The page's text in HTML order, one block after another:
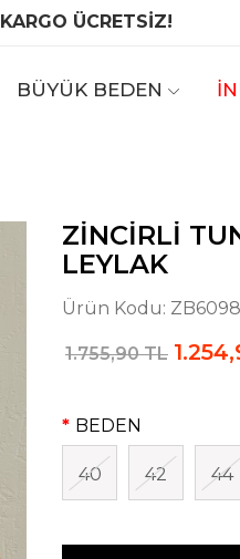
KARGO ÜCRETSİZ!
BÜYÜK BEDEN
ZINCIRLI
LEYLAK
Ürün Kodu:
1.755,90 TL
BEDEN
40 42 44